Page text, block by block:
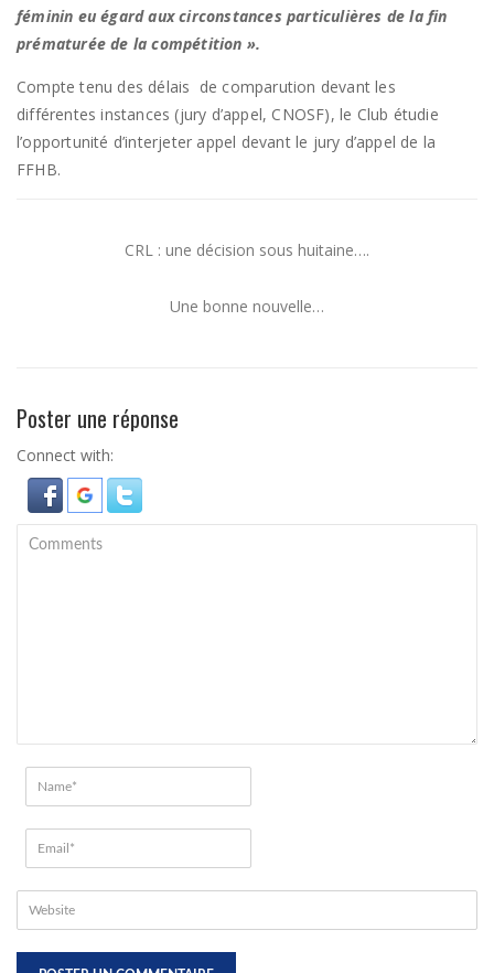
féminin eu égard aux circonstances particulières de la fin
prématurée de la compétition ».
Compte tenu des délais de comparution devant les
différentes instances (jury d’appel, CNOSF), le Club étudie
l’opportunité d’interjeter appel devant le jury d’appel de la
FFHB.
CRL : une décision sous huitaine….
Une bonne nouvelle…
Poster une réponse
Connect with: